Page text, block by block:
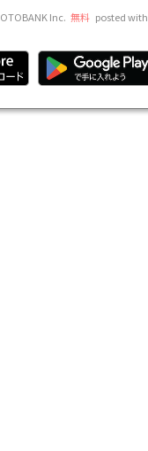
OTOBANK Inc. 無料 posted with